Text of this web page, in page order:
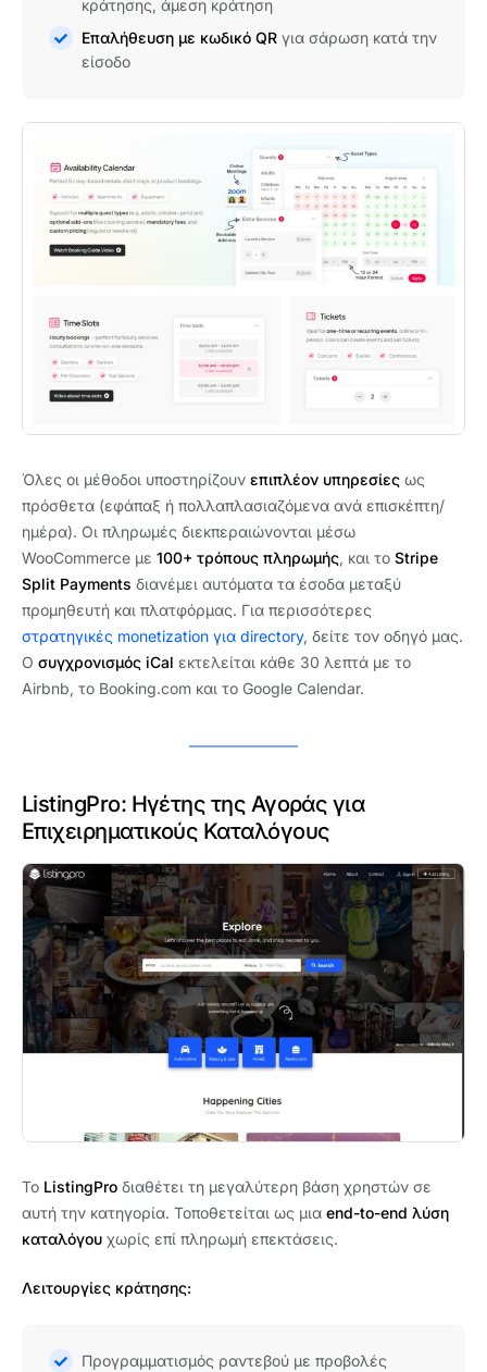
κράτησης, άμεση κράτηση
Επαλήθευση με κωδικό QR για σάρωση κατά την
είσοδο
Όλες οι μέθοδοι υποστηρίζουν επιπλέον υπηρεσίες ως
πρόσθετα (εφάπαξ ή πολλαπλασιαζόμενα ανά επισκέπτη/
ημέρα). Οι πληρωμές διεκπεραιώνονται μέσω
WooCommerce με 100+ τρόπους πληρωμής, και το Stripe
Split Payments διανέμει αυτόματα τα έσοδα μεταξύ
προμηθευτή και πλατφόρμας. Για περισσότερες
στρατηγικές monetization για directory, δείτε τον οδηγό μας.
Ο συγχρονισμός iCal εκτελείται κάθε 30 λεπτά με το
Airbnb, το Booking.com και το Google Calendar.
ListingPro: Ηγέτης της Αγοράς για
Επιχειρηματικούς Καταλόγους
Το ListingPro διαθέτει τη μεγαλύτερη βάση χρηστών σε
αυτή την κατηγορία. Τοποθετείται ως μια end-to-end λύση
καταλόγου χωρίς επί πληρωμή επεκτάσεις.
Λειτουργίες κράτησης:
Προγραμματισμός ραντεβού με προβολές